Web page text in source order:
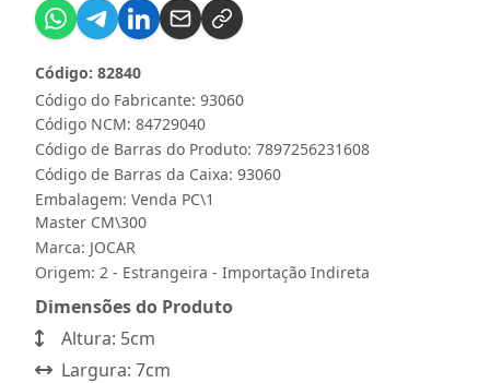
Código do Fabricante: 93060
Código: 82840
Código NCM: 84729040
Código de Barras do Produto: 7897256231608
Código de Barras da Caixa: 93060
Embalagem: Venda PC\1
Master CM\300
Marca: JOCAR
Origem: 2 - Estrangeira - Importação Indireta
Dimensões do Produto
Altura: 5cm
Largura: 7cm